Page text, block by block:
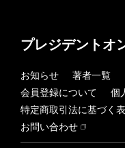
プレジデントオ
お知らせ 著者一覧
会員登録について
個
特定商取引法に基づく
お問い合わせ